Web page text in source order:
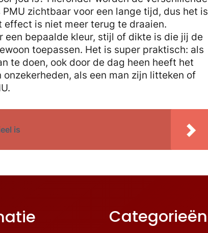
zichtbaar voor een lange tijd, dus het is
is niet meer terug te draaien.
een bepaalde kleur, stijl of dikte is die jij de
toepassen. Het is super praktisch: als
te doen, ook door de dag heen heeft het
als een man zijn litteken of
is
Categorieën